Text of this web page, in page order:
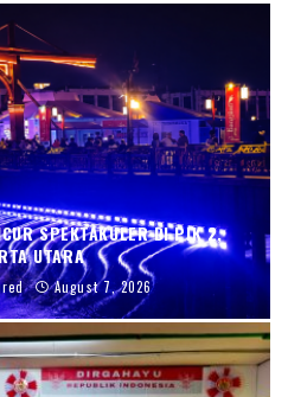
SPEKTAKULER DI PIK 2,
UTARA
August 7, 2026